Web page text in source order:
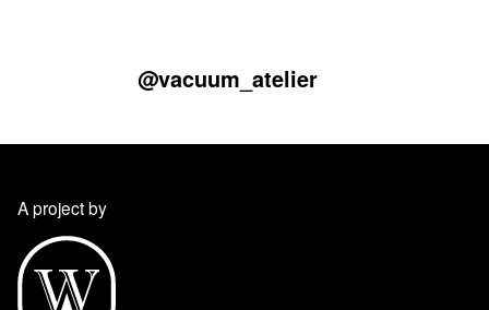
@vacuum_atelier
A project by